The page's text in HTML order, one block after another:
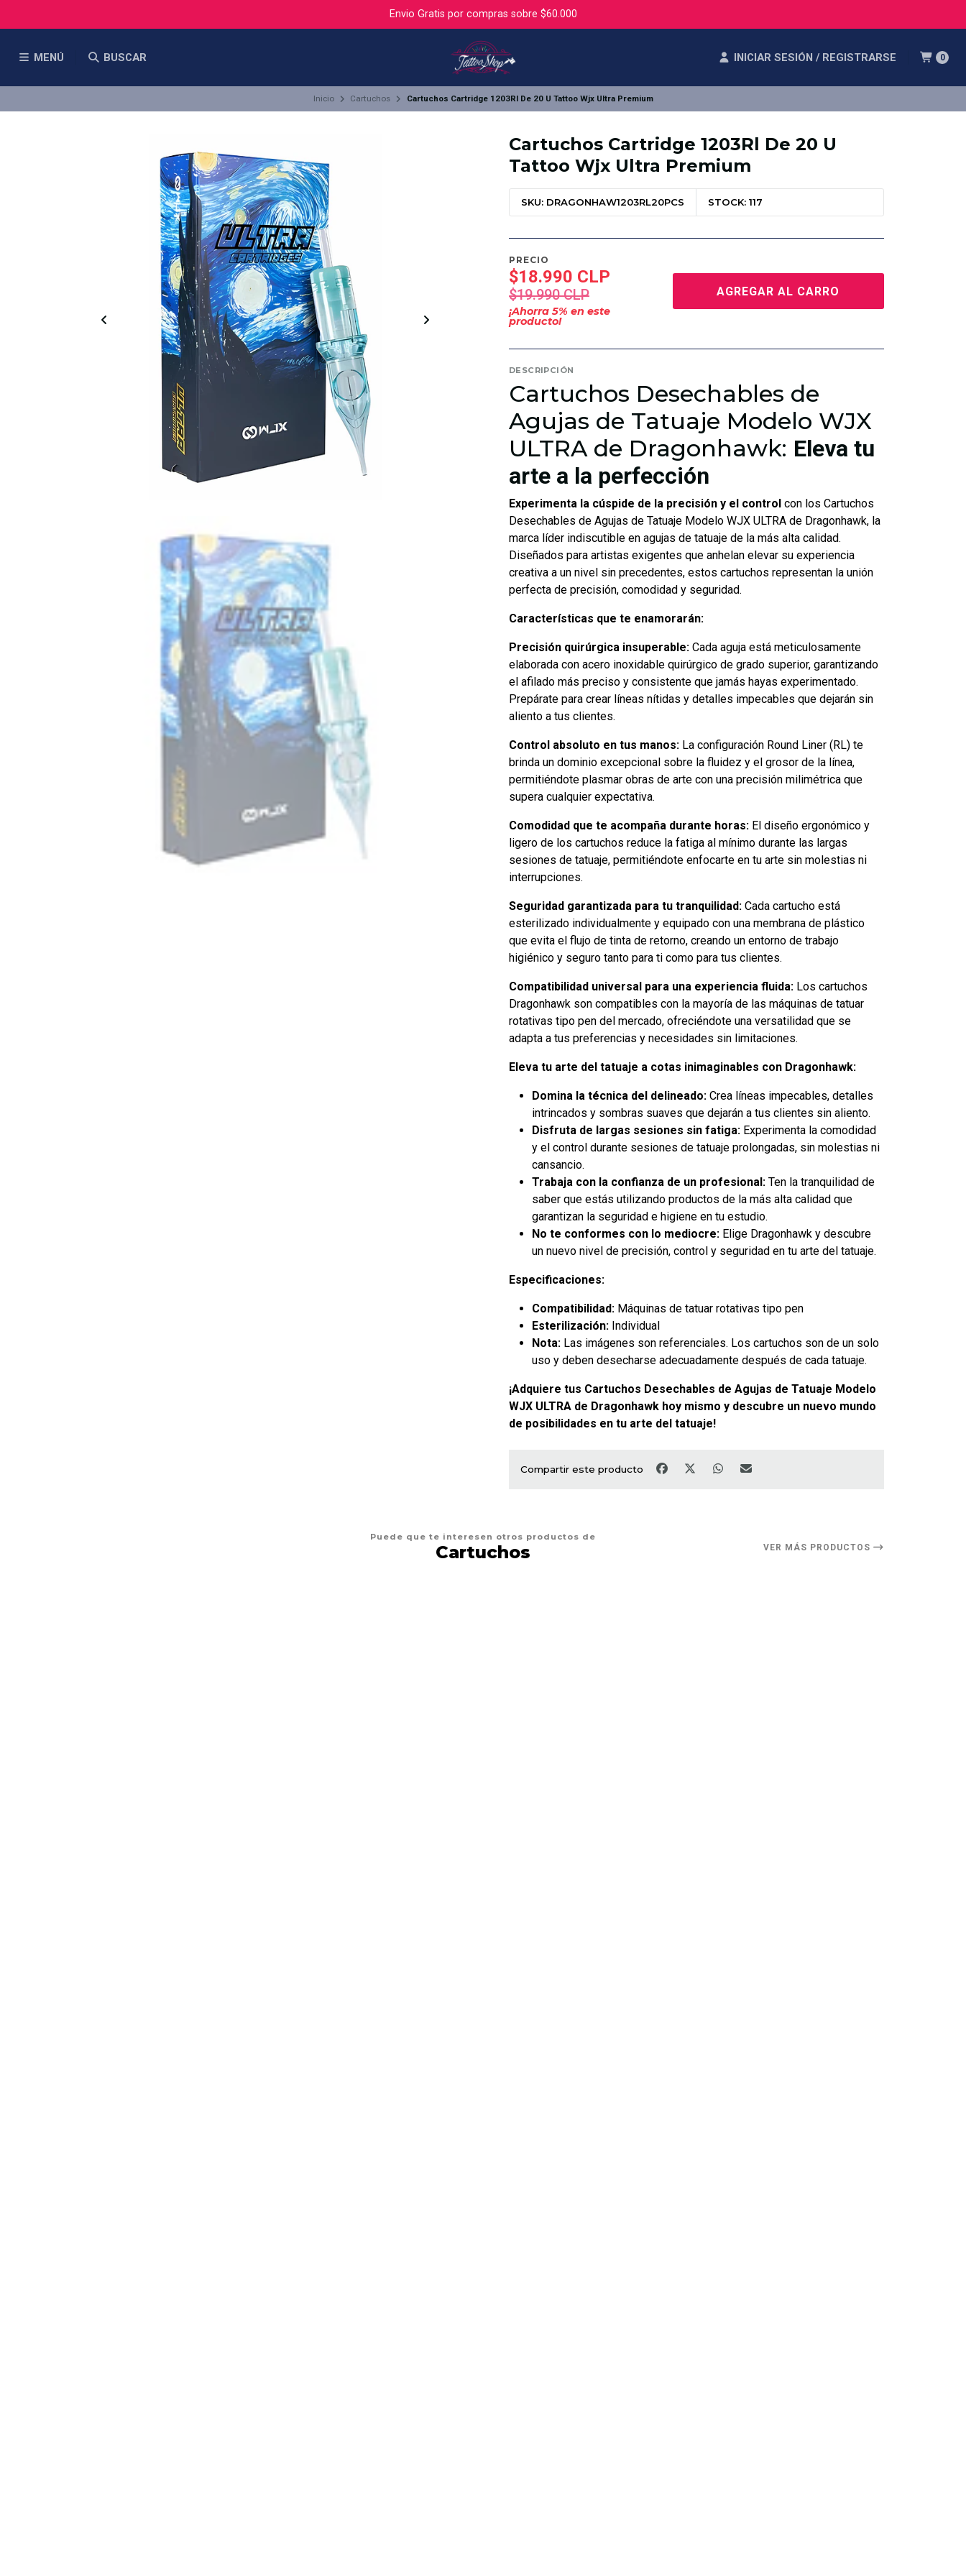
MENÚ BUSCAR INICIAR SESIÓN / REGISTRARSE 0
Envio Gratis por compras sobre $60.000
Inicio Cartuchos Cartuchos Cartridge 1203Rl De 20 U Tattoo Wjx Ultra Premium
Cartuchos Cartridge 1203Rl De 20 U
Tattoo Wjx Ultra Premium
SKU: DRAGONHAW1203RL20PCS STOCK: 117
PRECIO
$18.990 CLP
$19.990 CLP
¡Ahorra 5% en este
producto!
AGREGAR AL CARRO
DESCRIPCIÓN
Cartuchos Desechables de
Agujas de Tatuaje Modelo WJX
ULTRA de Dragonhawk: Eleva tu
arte a la perfección
Experimenta la cúspide de la precisión y el control con los Cartuchos
Desechables de Agujas de Tatuaje Modelo WJX ULTRA de Dragonhawk, la
marca líder indiscutible en agujas de tatuaje de la más alta calidad.
Diseñados para artistas exigentes que anhelan elevar su experiencia
creativa a un nivel sin precedentes, estos cartuchos representan la unión
perfecta de precisión, comodidad y seguridad.
Características que te enamorarán:
Precisión quirúrgica insuperable: Cada aguja está meticulosamente
elaborada con acero inoxidable quirúrgico de grado superior, garantizando
el afilado más preciso y consistente que jamás hayas experimentado.
Prepárate para crear líneas nítidas y detalles impecables que dejarán sin
aliento a tus clientes.
Control absoluto en tus manos: La configuración Round Liner (RL) te
brinda un dominio excepcional sobre la fluidez y el grosor de la línea,
permitiéndote plasmar obras de arte con una precisión milimétrica que
supera cualquier expectativa.
Comodidad que te acompaña durante horas: El diseño ergonómico y
ligero de los cartuchos reduce la fatiga al mínimo durante las largas
sesiones de tatuaje, permitiéndote enfocarte en tu arte sin molestias ni
interrupciones.
Seguridad garantizada para tu tranquilidad: Cada cartucho está
esterilizado individualmente y equipado con una membrana de plástico
que evita el flujo de tinta de retorno, creando un entorno de trabajo
higiénico y seguro tanto para ti como para tus clientes.
Compatibilidad universal para una experiencia fluida: Los cartuchos
Dragonhawk son compatibles con la mayoría de las máquinas de tatuar
rotativas tipo pen del mercado, ofreciéndote una versatilidad que se
adapta a tus preferencias y necesidades sin limitaciones.
Eleva tu arte del tatuaje a cotas inimaginables con Dragonhawk:
Domina la técnica del delineado: Crea líneas impecables, detalles
intrincados y sombras suaves que dejarán a tus clientes sin aliento.
Disfruta de largas sesiones sin fatiga: Experimenta la comodidad
y el control durante sesiones de tatuaje prolongadas, sin molestias ni
cansancio.
Trabaja con la confianza de un profesional: Ten la tranquilidad de
saber que estás utilizando productos de la más alta calidad que
garantizan la seguridad e higiene en tu estudio.
No te conformes con lo mediocre: Elige Dragonhawk y descubre
un nuevo nivel de precisión, control y seguridad en tu arte del tatuaje.
Especificaciones:
Compatibilidad: Máquinas de tatuar rotativas tipo pen
Esterilización: Individual
Nota: Las imágenes son referenciales. Los cartuchos son de un solo
uso y deben desecharse adecuadamente después de cada tatuaje.
¡Adquiere tus Cartuchos Desechables de Agujas de Tatuaje Modelo
WJX ULTRA de Dragonhawk hoy mismo y descubre un nuevo mundo
de posibilidades en tu arte del tatuaje!
Compartir este producto
Puede que te interesen otros productos de
Cartuchos VER MÁS PRODUCTOS